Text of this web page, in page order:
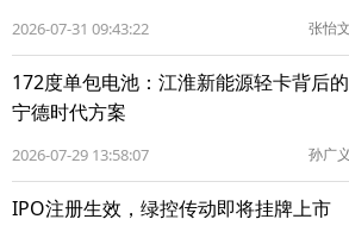
2026-07-31 09:43:22 张怡文
172度单包电池：江淮新能源轻卡背后的
宁德时代方案
2026-07-29 13:58:07 孙广义
IPO注册生效，绿控传动即将挂牌上市